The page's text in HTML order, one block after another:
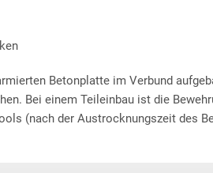
Betonplatte im Verbund
Bei einem Teileinbau ist die
(nach der Austrocknungszeit des